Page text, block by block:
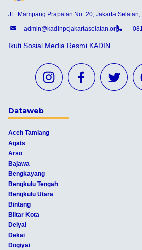
JL. Mampang Prapatan No. 20, Jakarta
admin@kadinpcjakartaselatan.org
Ikuti Sosial Media Resmi KADIN
Dataweb
Aceh Tamiang
Agats
Arso
Bajawa
Bengkayang
Bengkulu Tengah
Bengkulu Utara
Bintang
Blitar Kota
Deiyai
Dekai
Dogiyai